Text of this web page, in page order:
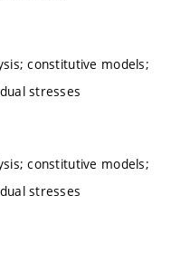
constitutive models;
stresses
constitutive models;
stresses